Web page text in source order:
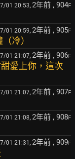
01 20:53, 2年前 , 904F
01 20:59, 2年前 , 905F
冷）
01 21:07, 2年前 , 906F
愛上你，這次
01 21:07, 2年前 , 907F
01 21:08, 2年前 , 908F
01 21:31, 2年前 , 909F